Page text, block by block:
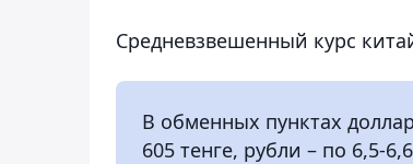
Средневзвешенный курс
В обменных пунктах
605 тенге, рубли – по 6,5-